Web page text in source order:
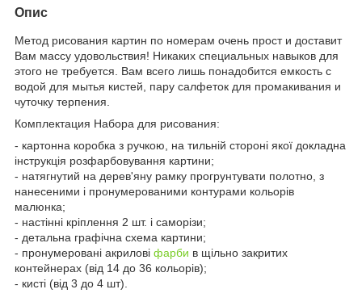
Опис
Метод рисования картин по номерам очень прост и доставит
Вам массу удовольствия! Никаких специальных навыков для
этого не требуется. Вам всего лишь понадобится емкость с
водой для мытья кистей, пару салфеток для промакивания и
чуточку терпения.
Комплектация Набора для рисования:
- картонна коробка з ручкою, на тильній стороні якої докладна
інструкція розфарбовування картини;
- натягнутий на дерев'яну рамку прогрунтувати полотно, з
нанесеними і пронумерованими контурами кольорів
малюнка;
- настінні кріплення 2 шт. і саморізи;
- детальна графічна схема картини;
- пронумеровані акрилові фарби в щільно закритих
контейнерах (від 14 до 36 кольорів);
- кисті (від 3 до 4 шт).